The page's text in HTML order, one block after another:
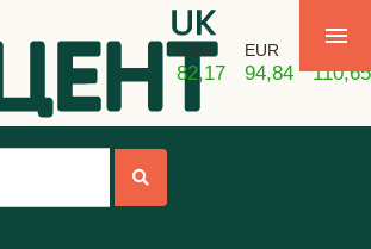
USD
82,17
EUR
94,84 110,65